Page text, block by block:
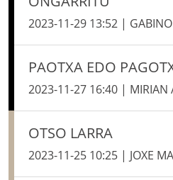
2023-11-29 13:52 | GABINO
PAOTXA EDO
2023-11-27 16:40 | MIRIAN
OTSO LARRA
2023-11-25 10:25 | JOXE